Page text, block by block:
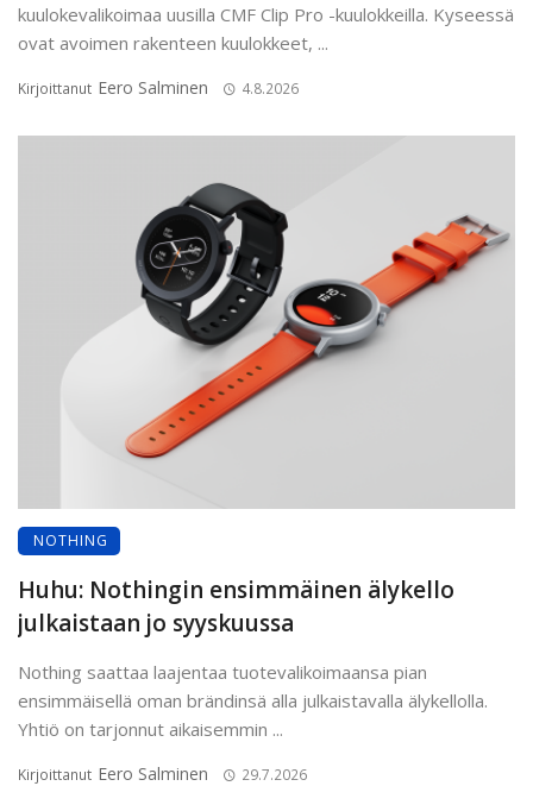
kuulokevalikoimaa uusilla CMF Clip Pro -kuulokkeilla. Kyseessä
ovat avoimen rakenteen kuulokkeet, ...
Kirjoittanut Eero Salminen 4.8.2026
NOTHING
Huhu: Nothingin ensimmäinen älykello
julkaistaan jo syyskuussa
Nothing saattaa laajentaa tuotevalikoimaansa pian
ensimmäisellä oman brändinsä alla julkaistavalla älykellolla.
Yhtiö on tarjonnut aikaisemmin ...
Kirjoittanut Eero Salminen 29.7.2026